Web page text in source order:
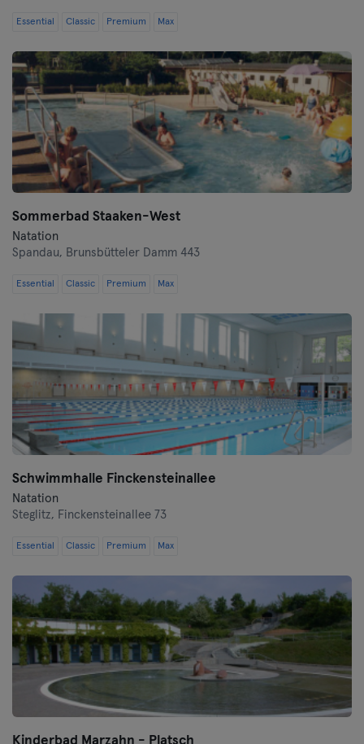
Essential Classic Premium Max
Sommerbad Staaken-West
Natation
Spandau, Brunsbütteler Damm 443
Essential Classic Premium Max
Schwimmhalle Finckensteinallee
Natation
Steglitz, Finckensteinallee 73
Essential Classic Premium Max
Kinderbad Marzahn - Platsch